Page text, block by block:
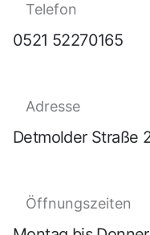
Kontakt
Telefon
0521 52270165
Adresse
Detmolder Straße
Öffnungszeiten